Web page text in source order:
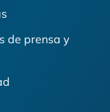
de prensa y